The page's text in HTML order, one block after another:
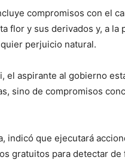
compromisos con el
flor y sus derivados y, a la
perjuicio natural.
el aspirante al gobierno
sino de compromisos
indicó que ejecutará
gratuitos para detectar